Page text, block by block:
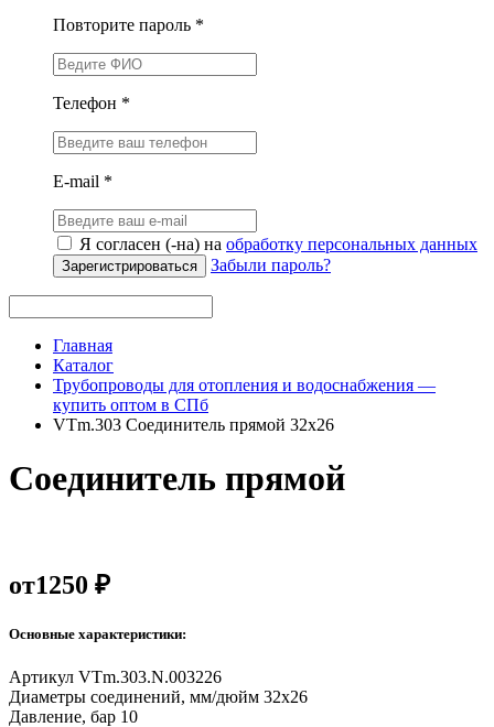
Повторите пароль *
Телефон *
E-mail *
Я согласен (-на) на обработку персональных данных
Зарегистрироваться Забыли пароль?
Главная
Каталог
Трубопроводы для отопления и водоснабжения —
купить оптом в СПб
VTm.303 Соединитель прямой 32х26
Соединитель прямой
от1250 ₽
Основные характеристики:
Артикул VTm.303.N.003226
Диаметры соединений, мм/дюйм 32х26
Давление, бар 10